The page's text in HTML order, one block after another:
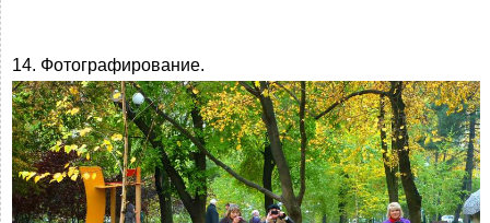
14. Фотографирование.